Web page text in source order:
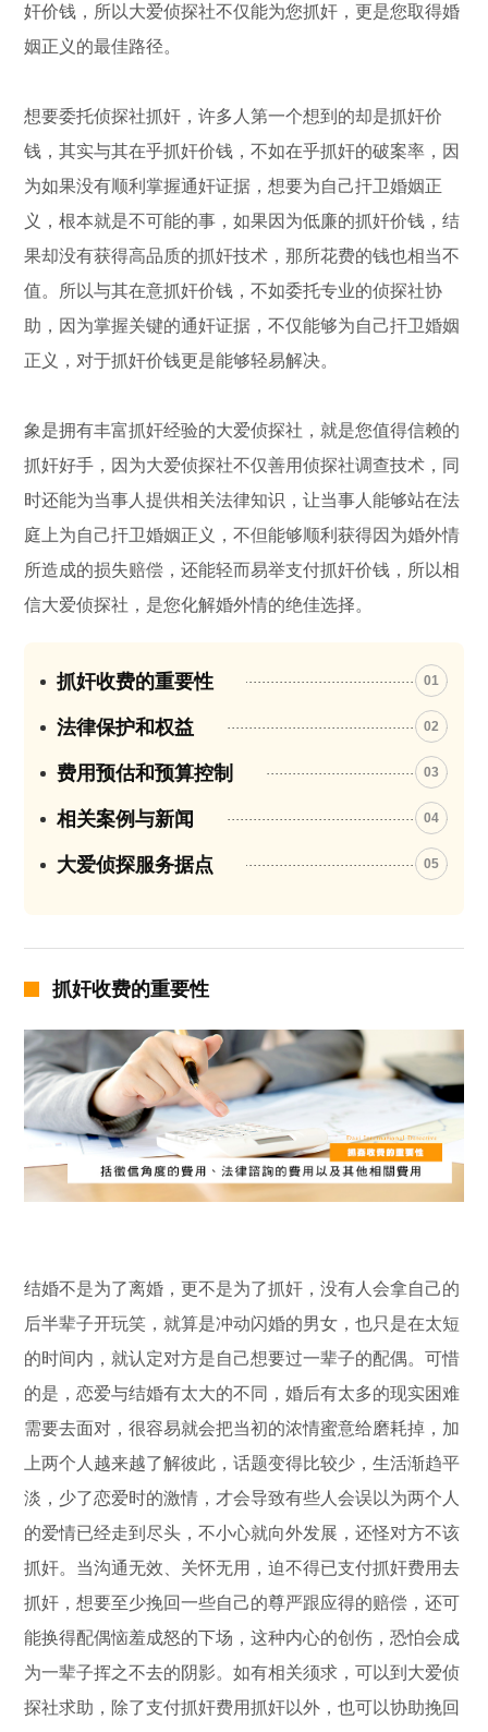
奸价钱，所以大爱侦探社不仅能为您抓奸，更是您取得婚
姻正义的最佳路径。
想要委托侦探社抓奸，许多人第一个想到的却是抓奸价
钱，其实与其在乎抓奸价钱，不如在乎抓奸的破案率，因
为如果没有顺利掌握通奸证据，想要为自己扞卫婚姻正
义，根本就是不可能的事，如果因为低廉的抓奸价钱，结
果却没有获得高品质的抓奸技术，那所花费的钱也相当不
值。所以与其在意抓奸价钱，不如委托专业的侦探社协
助，因为掌握关键的通奸证据，不仅能够为自己扞卫婚姻
正义，对于抓奸价钱更是能够轻易解决。
象是拥有丰富抓奸经验的大爱侦探社，就是您值得信赖的
抓奸好手，因为大爱侦探社不仅善用侦探社调查技术，同
时还能为当事人提供相关法律知识，让当事人能够站在法
庭上为自己扞卫婚姻正义，不但能够顺利获得因为婚外情
所造成的损失赔偿，还能轻而易举支付抓奸价钱，所以相
信大爱侦探社，是您化解婚外情的绝佳选择。
抓奸收费的重要性 01
法律保护和权益 02
费用预估和预算控制 03
相关案例与新闻 04
大爱侦探服务据点 05
抓奸收费的重要性
结婚不是为了离婚，更不是为了抓奸，没有人会拿自己的
后半辈子开玩笑，就算是冲动闪婚的男女，也只是在太短
的时间内，就认定对方是自己想要过一辈子的配偶。可惜
的是，恋爱与结婚有太大的不同，婚后有太多的现实困难
需要去面对，很容易就会把当初的浓情蜜意给磨耗掉，加
上两个人越来越了解彼此，话题变得比较少，生活渐趋平
淡，少了恋爱时的激情，才会导致有些人会误以为两个人
的爱情已经走到尽头，不小心就向外发展，还怪对方不该
抓奸。当沟通无效、关怀无用，迫不得已支付抓奸费用去
抓奸，想要至少挽回一些自己的尊严跟应得的赔偿，还可
能换得配偶恼羞成怒的下场，这种内心的创伤，恐怕会成
为一辈子挥之不去的阴影。如有相关须求，可以到大爱侦
探社求助，除了支付抓奸费用抓奸以外，也可以协助挽回